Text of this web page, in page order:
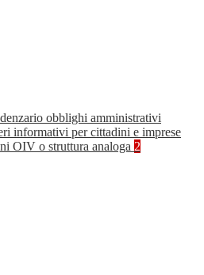
obblighi amministrativi
informativi per cittadini e imprese
OIV o struttura analoga 2